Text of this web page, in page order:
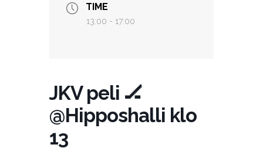
TIME
13:00 - 17:00
JKV peli 🏒
@Hipposhalli klo
13